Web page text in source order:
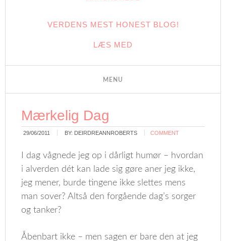
VERDENS MEST HONEST BLOG!
LÆS MED
Mærkelig Dag
29/06/2011 BY: DEIRDREANNROBERTS COMMENT
I dag vågnede jeg op i dårligt humør – hvordan
i alverden dét kan lade sig gøre aner jeg ikke,
jeg mener, burde tingene ikke slettes mens
man sover? Altså den forgående dag’s sorger
og tanker?
Åbenbart ikke – men sagen er bare den at jeg